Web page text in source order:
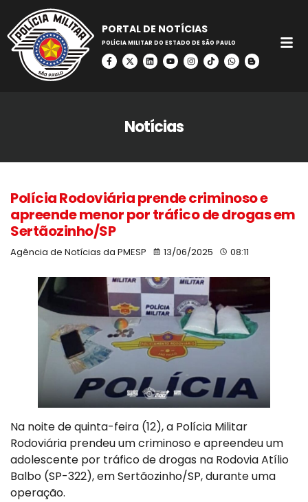
PORTAL DE NOTÍCIAS
POLÍCIA MILITAR DO ESTADO DE SÃO PAULO
Notícias
Polícia Rodoviária prende criminoso e
apreende menor por tráfico de drogas em
Sertãozinho/SP
Agência de Notícias da PMESP 13/06/2025 08:11
Na noite de quinta-feira (12), a Polícia Militar
Rodoviária prendeu um criminoso e apreendeu um
adolescente por tráfico de drogas na Rodovia Atílio
Balbo (SP-322), em Sertãozinho/SP, durante uma
operação.